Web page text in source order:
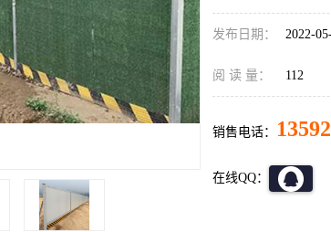
发布日期： 2022-
阅 读 量： 112
销售电话：
在线QQ：